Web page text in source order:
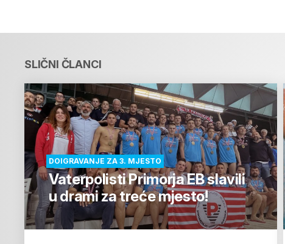
SLIČNI ČLANCI
DOIGRAVANJE ZA 3. MJESTO
Vaterpolisti Primorja EB slavili
u drami za treće mjesto!